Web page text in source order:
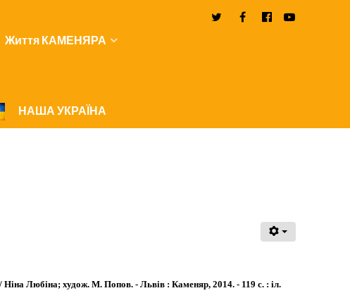
Життя КАМЕНЯРА
НАША УКРАЇНА
Ніна Любіна; худож. М. Попов. - Львів : Каменяр, 2014. - 119 с. : іл.